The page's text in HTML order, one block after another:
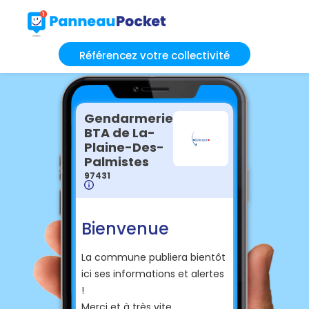
Référencez votre collectivité
Gendarmerie
BTA de La-
Plaine-Des-
Palmistes
97431
Bienvenue
La commune publiera bientôt
ici ses informations et alertes
!